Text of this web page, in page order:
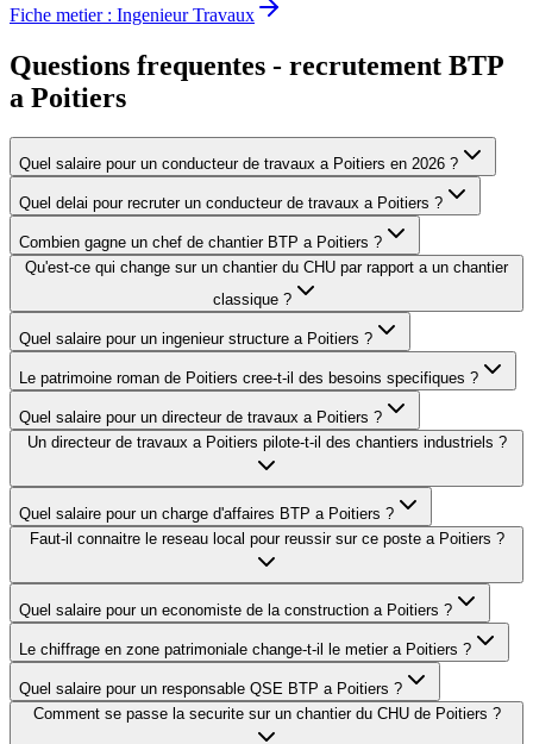
Fiche metier : Ingenieur Travaux
Questions frequentes - recrutement BTP
a Poitiers
Quel salaire pour un conducteur de travaux a Poitiers en 2026 ?
Quel delai pour recruter un conducteur de travaux a Poitiers ?
Combien gagne un chef de chantier BTP a Poitiers ?
Qu'est-ce qui change sur un chantier du CHU par rapport a un chantier
classique ?
Quel salaire pour un ingenieur structure a Poitiers ?
Le patrimoine roman de Poitiers cree-t-il des besoins specifiques ?
Quel salaire pour un directeur de travaux a Poitiers ?
Un directeur de travaux a Poitiers pilote-t-il des chantiers industriels ?
Quel salaire pour un charge d'affaires BTP a Poitiers ?
Faut-il connaitre le reseau local pour reussir sur ce poste a Poitiers ?
Quel salaire pour un economiste de la construction a Poitiers ?
Le chiffrage en zone patrimoniale change-t-il le metier a Poitiers ?
Quel salaire pour un responsable QSE BTP a Poitiers ?
Comment se passe la securite sur un chantier du CHU de Poitiers ?